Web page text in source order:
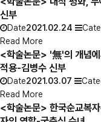
신부
Date2021.02.24
Read More
<학술논문> '無'의 개념
적용-김병수 신부
Date2021.03.07
Read More
<학술논문> 한국순교복